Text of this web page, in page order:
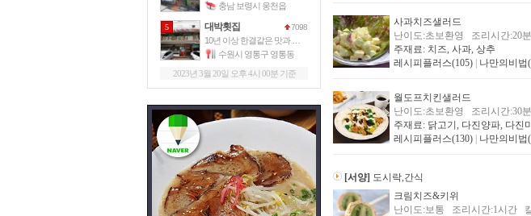
충남 보령시 웅천읍
5 대박횟집 7098
수원시 영통구 영통동
2023년 3월 20일 오후 4시 00분 기준
사과치즈샐러드
난이도:초보환영 조리시간:20
주재료: 치즈, 사과, 상추
레시피플러스(105)
나만의비법
월도프치킨샐러드
난이도:초보환영 조리시간:30
주재료: 닭고기, 다진양파, 다진
레시피플러스(130)
나만의비법
[서양] 도시락,간식
크림치즈&키위
난이도:보통 조리시간:1시간